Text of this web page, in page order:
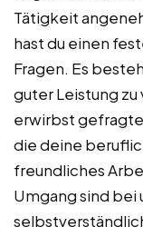
Tätigkeit
hast du einen
Fragen. Es
guter Leistung
erwirbst
die deine
freundliches
Umgang sind bei